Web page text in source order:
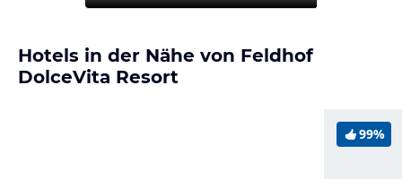
Hotels in der Nähe von Feldhof
DolceVita Resort
99%